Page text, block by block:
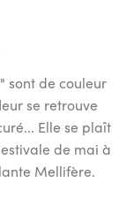
sont de couleur
se retrouve
Elle se plaît
de mai à
Mellifère.